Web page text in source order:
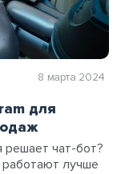
8 марта 2024
для
решает чат-бот?
лучше